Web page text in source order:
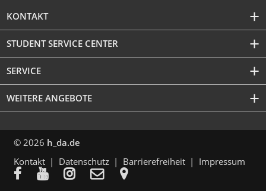
KONTAKT
STUDENT SERVICE CENTER
SERVICE
WEITERE ANGEBOTE
© 2026 h_da.de
Kontakt
Datenschutz Barrierefreiheit Impressum
    